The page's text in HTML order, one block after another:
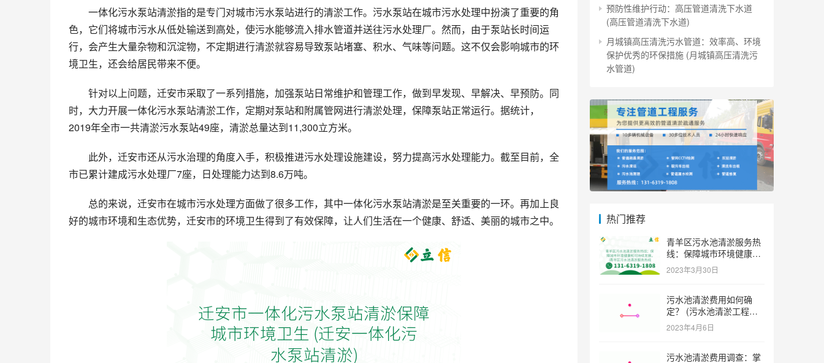
一体化污水泵站清淤指的是专门对城市污水泵站进行的清淤工作。污水泵站在城市污水处理中扮演了重要的角
色，它们将城市污水从低处输送到高处，使污水能够流入排水管道并送往污水处理厂。然而，由于泵站长时间运
行，会产生大量杂物和沉淀物，不定期进行清淤就容易导致泵站堵塞、积水、气味等问题。这不仅会影响城市的环
境卫生，还会给居民带来不便。
针对以上问题，迁安市采取了一系列措施，加强泵站日常维护和管理工作，做到早发现、早解决、早预防。同
时，大力开展一体化污水泵站清淤工作，定期对泵站和附属管网进行清淤处理，保障泵站正常运行。据统计，
2019年全市一共清淤污水泵站49座，清淤总量达到11,300立方米。
此外，迁安市还从污水治理的角度入手，积极推进污水处理设施建设，努力提高污水处理能力。截至目前，全
市已累计建成污水处理厂7座，日处理能力达到8.6万吨。
总的来说，迁安市在城市污水处理方面做了很多工作，其中一体化污水泵站清淤是至关重要的一环。再加上良
好的城市环境和生态优势，迁安市的环境卫生得到了有效保障，让人们生活在一个健康、舒适、美丽的城市之中。
预防性维护行动：高压管道清洗下水道
(高压管道清洗下水道)
月城镇高压清洗污水管道：效率高、环境
保护优秀的环保措施 (月城镇高压清洗污
水管道)
热门推荐
青羊区污水池清淤服务热
线：保障城市环境健康和
可持续发展。 (青羊区污
水池清淤服务热线)
2023年3月30日
污水池清淤费用如何确
定？ (污水池清淤工程价
格多少)
2023年4月6日
污水池清淤费用调查：掌